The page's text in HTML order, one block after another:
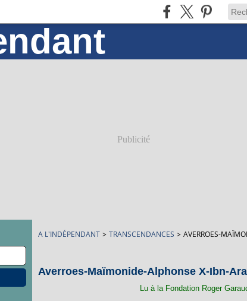
Publicité
A L'INDÉPENDANT > TRANSCENDANCES > AVERROES-
Averroes-Maïmonide-Alphonse X-Ibn-
Lu à la Fondation Roger